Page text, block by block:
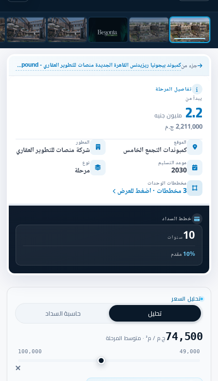
جزء من كمبوند بيجونيا ريزيدنس القاهرة الجديدة منصات للتطوير العقاري - Begonia Residance New Cairo Compound
تفاصيل المرحلة
يبدأ من
2.2 مليون جنيه
2,211,000 ج.م
الموقع
كمبوندات التجمع الخامس
المطور
شركة منصات للتطوير العقاري
موعد التسليم
2030
نوع
مرحلة
مخططات الوحدات
3 مخططات · اضغط للعرض
خطط السداد
10سنوات
10%مقدم
تحليل السعر
تحليل حاسبة السداد
74,500ج.م / م² · متوسط المرحلة
49,000
100,000